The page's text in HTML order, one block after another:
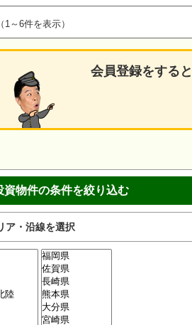
1～6件を表示）
会員登録をすると
資物件の条件を絞り込む
ア・沿線を選択